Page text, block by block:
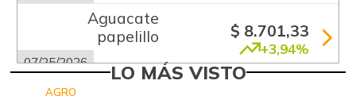
Aguacate
papelillo
07/25/2026
$ 8.701,33
+3,94%
LO MÁS VISTO
AGRO